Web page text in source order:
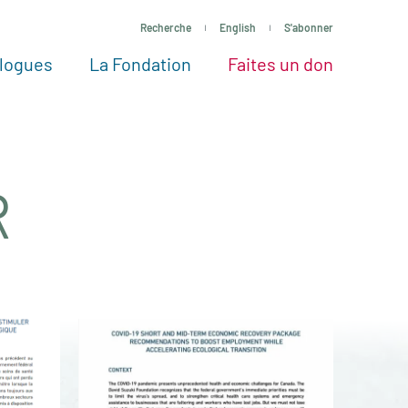
Recherche English S'abonner
Voir tous les projets
Nos Experts
Passez à l’action
La FondationLa Fondation
Faites un don
façons de faire un don